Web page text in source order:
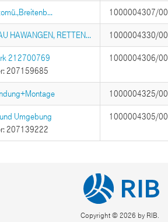
1000004307/
HAWANGEN, RETTEN... 1000004330/
212700769
207159685
1000004306/
1000004325/
Umgebung
207139222
1000004305/
Copyright © 2026 by RIB.